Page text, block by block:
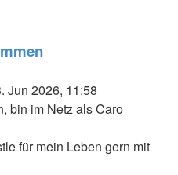
Jun 2026, 11:58
bin im Netz als Caro
für mein Leben gern mit